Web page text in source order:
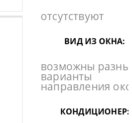
отсутствуют
ВИД ИЗ ОКНА:
возможны
варианты
направления
КОНДИЦИОНЕР: